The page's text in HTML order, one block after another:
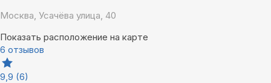
Москва, Усачёва улица, 40
Показать расположение на карте
6 отзывов
9,9 (6)